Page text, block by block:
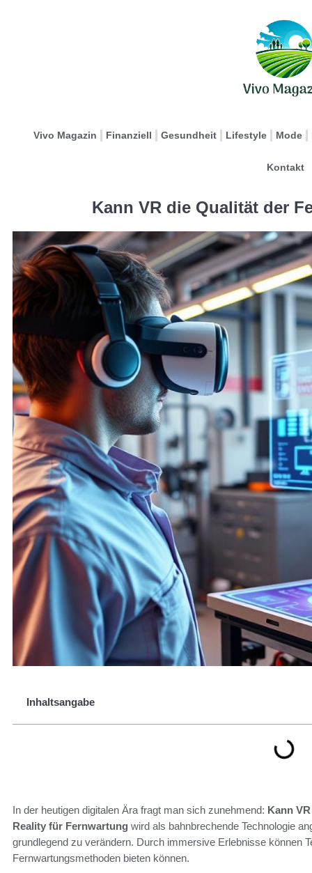
Vivo Magazin Finanziell Gesundheit Lifestyle Mode
Kontakt
Kann VR die Qualität der
Inhaltsangabe
In der heutigen digitalen Ära fragt man sich zunehmend: Kann
Reality für Fernwartung wird als bahnbrechende Technologie
grundlegend zu verändern. Durch immersive Erlebnisse können
Fernwartungsmethoden bieten können.